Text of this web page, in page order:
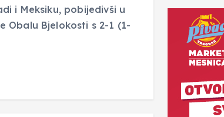
i Meksiku, pobijedivši u
Obalu Bjelokosti s 2-1 (1-